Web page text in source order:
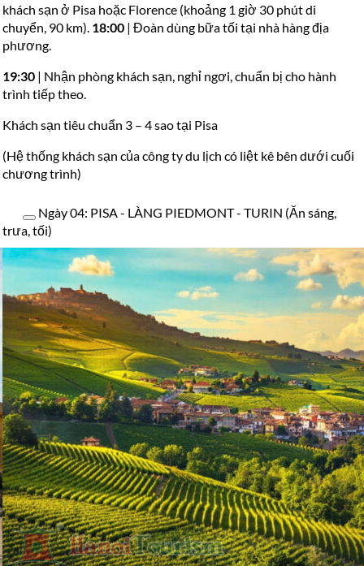
khách sạn ở Pisa hoặc Florence (khoảng 1 giờ 30 phút di
chuyển, 90 km). 18:00 | Đoàn dùng bữa tối tại nhà hàng địa
phương.
19:30 | Nhận phòng khách sạn, nghỉ ngơi, chuẩn bị cho hành
trình tiếp theo.
Khách sạn tiêu chuẩn 3 – 4 sao tại Pisa
(Hệ thống khách sạn của công ty du lịch có liệt kê bên dưới cuối
chương trình)
Ngày 04: PISA - LÀNG PIEDMONT - TURIN (Ăn sáng,
trưa, tối)